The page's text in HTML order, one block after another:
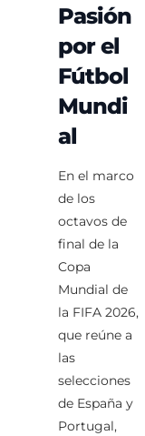
Pasión
por el
Fútbol
Mundi
al
En el marco
de los
octavos de
final de la
Copa
Mundial de
la FIFA 2026,
que reúne a
las
selecciones
de España y
Portugal,